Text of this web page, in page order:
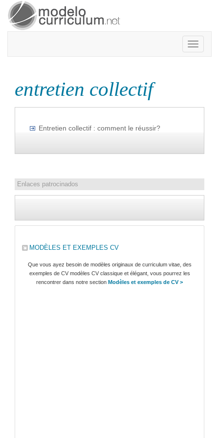
Toggle
entretien collectif
Entretien collectif : comment le réussir?
Enlaces patrocinados
MODÈLES ET EXEMPLES CV
Que vous ayez besoin de modèles originaux de curriculum vitae, des
exemples de CV modèles CV classique et élégant, vous pourrez les
rencontrer dans notre section Modèles et exemples de CV >